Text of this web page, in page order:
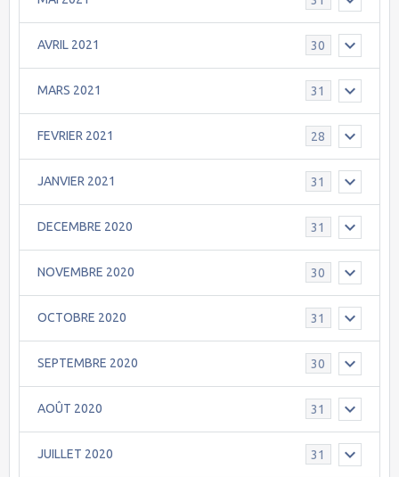
AVRIL 2021 30
MARS 2021 31
FEVRIER 2021 28
JANVIER 2021 31
DECEMBRE 2020 31
NOVEMBRE 2020 30
OCTOBRE 2020 31
SEPTEMBRE 2020 30
AOÛT 2020 31
JUILLET 2020 31